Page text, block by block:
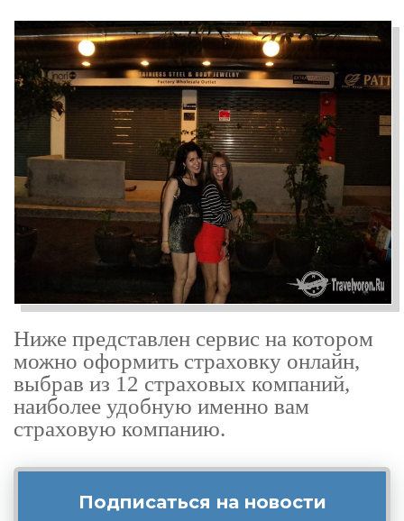
Ниже представлен сервис на котором
можно оформить страховку онлайн,
выбрав из 12 страховых компаний,
наиболее удобную именно вам
страховую компанию.
Подписаться на новости